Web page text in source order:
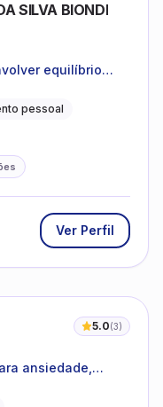
SILVA BIONDI
equilíbrio
pessoal
Ver Perfil
5.0(3)
ansiedade,